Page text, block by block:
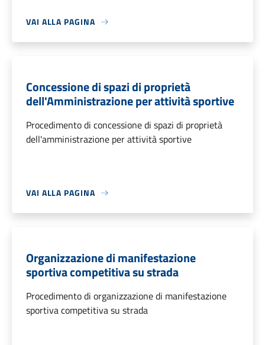
VAI ALLA PAGINA
Concessione di spazi di proprietà
dell'Amministrazione per attività sportive
Procedimento di concessione di spazi di proprietà
dell'amministrazione per attività sportive
VAI ALLA PAGINA
Organizzazione di manifestazione
sportiva competitiva su strada
Procedimento di organizzazione di manifestazione
sportiva competitiva su strada